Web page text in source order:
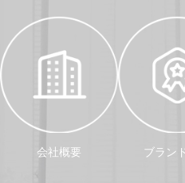
会社概要 ブラン